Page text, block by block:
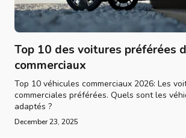
Top 10 des voitures préférées
commerciaux
Top 10 véhicules commerciaux 2026: Les
commerciales préférées. Quels sont les
adaptés ?
December 23, 2025